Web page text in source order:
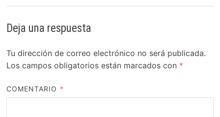
Deja una respuesta
Tu dirección de correo electrónico no será publicada.
Los campos obligatorios están marcados con *
COMENTARIO *